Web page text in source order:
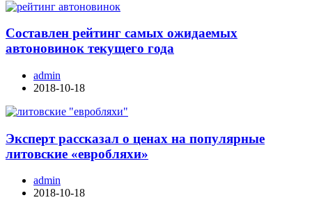
Составлен рейтинг самых ожидаемых
автоновинок текущего года
admin
2018-10-18
Эксперт рассказал о ценах на популярные
литовские «евробляхи»
admin
2018-10-18